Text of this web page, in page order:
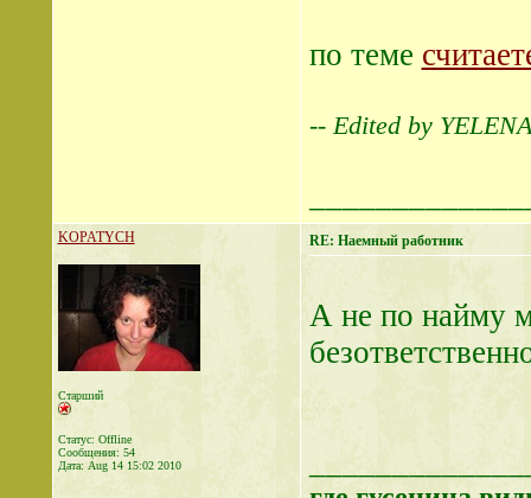
по теме
-- Edited by
KOPATYCH
Старший
Статус: Offline
Сообщения: 54
Дата: Aug 14 15:02 2010
RE: Наемный работник
А не по найму